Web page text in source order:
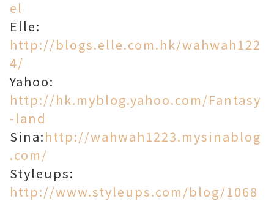
el
Elle:
http://blogs.elle.com.hk/wahwah122
4/
Yahoo:
http://hk.myblog.yahoo.com/Fantasy
-land
Sina:http://wahwah1223.mysinablog
.com/
Styleups:
http://www.styleups.com/blog/1068